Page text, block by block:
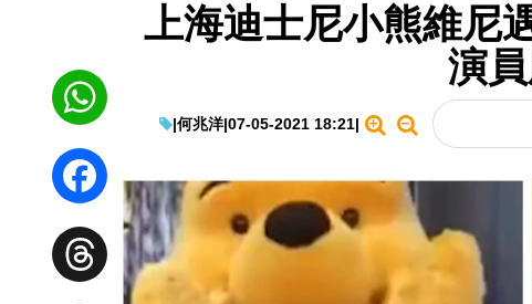
上海迪士尼小熊維尼
演
|何兆洋|07-05-2021 18:21|
WhatsApp
Facebook